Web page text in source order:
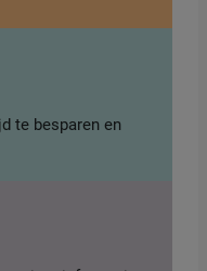
te besparen en